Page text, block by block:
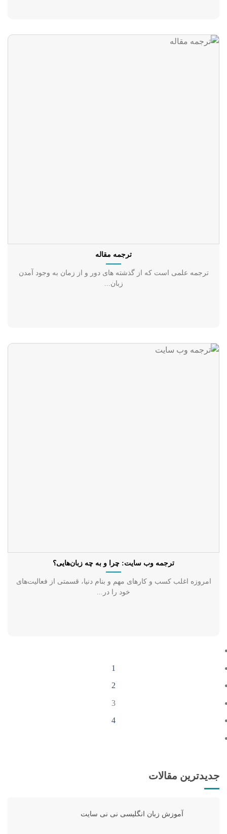
جدیدترین مقالات
آموزش زبان انگلیسی نی نی سایت
ترجمه مقاله
ترجمه علمی است که از گذشته‌ های دور و از زمان به وجود آمدن
زبان...
ترجمه وب سایت: چرا و به چه زبان‌هایی؟
امروزه اغلب کسب و کارهای مهم و بنام دنیا، قسمتی از فعالیت‌های
خود را در...
1
2
3
4